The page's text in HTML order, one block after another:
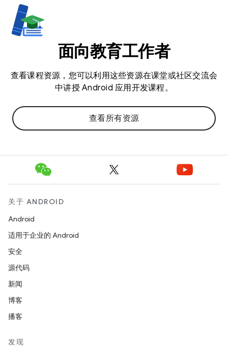
面向教育工作者
查看课程资源，您可以利用这些资源在课堂或社区交流会
中讲授 Android 应用开发课程。
查看所有资源
关于 ANDROID
Android
适用于企业的 Android
安全
源代码
新闻
博客
播客
发现